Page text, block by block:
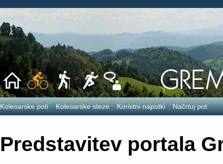
Kolesarske poti Kolesarske steze Koristni napotki Načrtuj pot
Predstavitev portala